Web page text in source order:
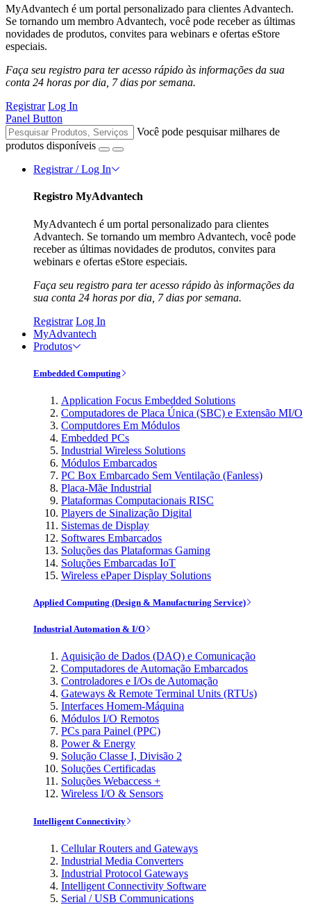
MyAdvantech é um portal personalizado para clientes Advantech.
Se tornando um membro Advantech, você pode receber as últimas
novidades de produtos, convites para webinars e ofertas eStore
especiais.
Faça seu registro para ter acesso rápido às informações da sua
conta 24 horas por dia, 7 dias por semana.
Registrar Log In
Panel Button
Você pode pesquisar milhares de
produtos disponíveis
Registrar / Log In
Registro MyAdvantech
MyAdvantech é um portal personalizado para clientes
Advantech. Se tornando um membro Advantech, você pode
receber as últimas novidades de produtos, convites para
webinars e ofertas eStore especiais.
Faça seu registro para ter acesso rápido às informações da
sua conta 24 horas por dia, 7 dias por semana.
Registrar Log In
MyAdvantech
Produtos
Embedded Computing
Application Focus Embedded Solutions
Computadores de Placa Única (SBC) e Extensão MI/O
Computdores Em Módulos
Embedded PCs
Industrial Wireless Solutions
Módulos Embarcados
PC Box Embarcado Sem Ventilação (Fanless)
Placa-Mãe Industrial
Plataformas Computacionais RISC
Players de Sinalização Digital
Sistemas de Display
Softwares Embarcados
Soluções das Plataformas Gaming
Soluções Embarcadas IoT
Wireless ePaper Display Solutions
Applied Computing (Design & Manufacturing Service)
Industrial Automation & I/O
Aquisição de Dados (DAQ) e Comunicação
Computadores de Automação Embarcados
Controladores e I/Os de Automação
Gateways & Remote Terminal Units (RTUs)
Interfaces Homem-Máquina
Módulos I/O Remotos
PCs para Painel (PPC)
Power & Energy
Solução Classe I, Divisão 2
Soluções Certificadas
Soluções Webaccess +
Wireless I/O & Sensors
Intelligent Connectivity
Cellular Routers and Gateways
Industrial Media Converters
Industrial Protocol Gateways
Intelligent Connectivity Software
Serial / USB Communications